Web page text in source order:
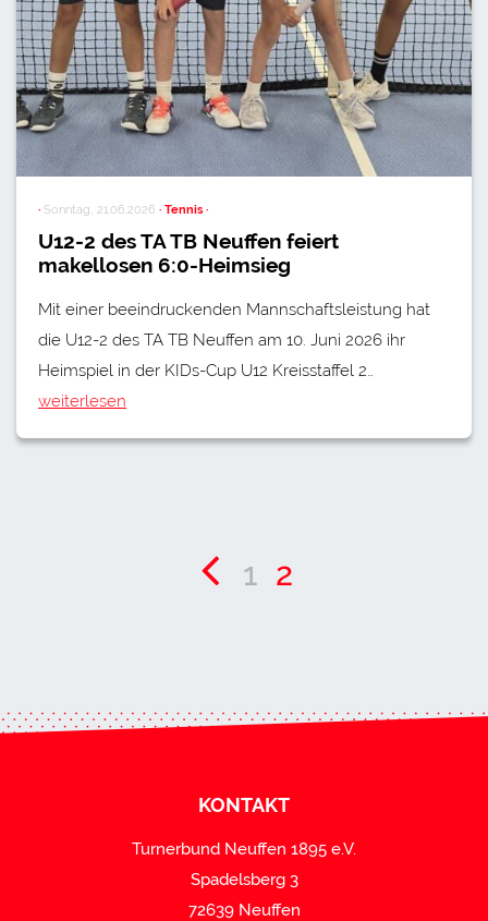
· Sonntag, 21.06.2026 · Tennis ·
U12-2 des TA TB Neuffen feiert
makellosen 6:0-Heimsieg
Mit einer beeindruckenden Mannschaftsleistung hat
die U12-2 des TA TB Neuffen am 10. Juni 2026 ihr
Heimspiel in der KIDs-Cup U12 Kreisstaffel 2…
weiterlesen
1 2
KONTAKT
Turnerbund Neuffen 1895 e.V.
Spadelsberg 3
72639 Neuffen